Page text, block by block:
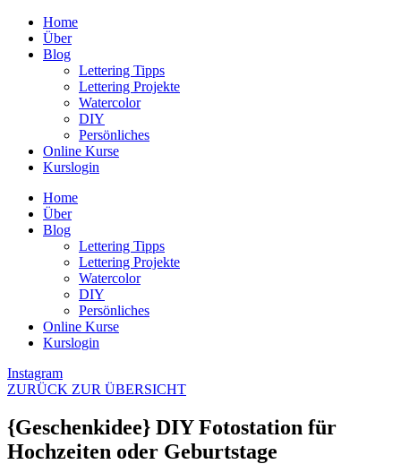
Zum
Inhalt
wechseln
Home
Über
Blog
Lettering Tipps
Lettering Projekte
Watercolor
DIY
Persönliches
Online Kurse
Kurslogin
Home
Über
Blog
Lettering Tipps
Lettering Projekte
Watercolor
DIY
Persönliches
Online Kurse
Kurslogin
Instagram
ZURÜCK ZUR ÜBERSICHT
{Geschenkidee} DIY Fotostation für
Hochzeiten oder Geburtstage